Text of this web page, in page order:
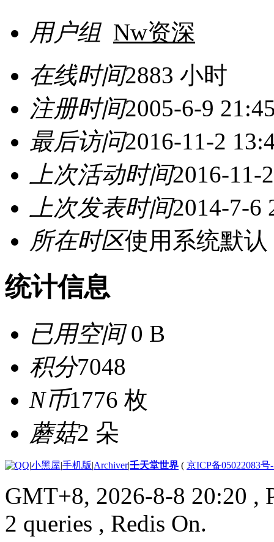
用户组 Nw资深
在线时间2883 小时
注册时间2005-6-9
最后访问2016-11-2
上次活动时间2016-11-
上次发表时间2014-7-6
所在时区使用系统默认
统计信息
已用空间0 B
积分7048
N币1776 枚
蘑菇2 朵
|小黑屋|手机版|Archiver|壬天堂世界 ( 京ICP备05022083号
GMT+8, 2026-8-8 20:20 ,
2 queries , Redis On.